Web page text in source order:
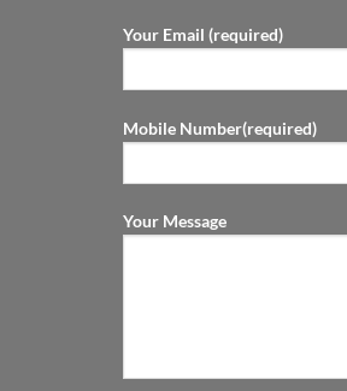
Your Email (required)
Mobile Number(required)
Your Message